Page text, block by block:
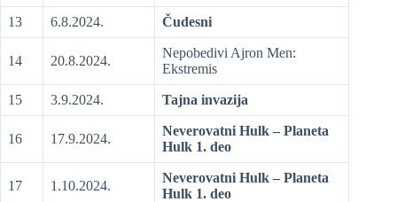
13 6.8.2024. Čudesni
14 20.8.2024.
Nepobedivi Ajron Men:
Ekstremis
15 3.9.2024. Tajna invazija
16 17.9.2024.
Neverovatni Hulk – Planeta
Hulk 1. deo
17 1.10.2024.
Neverovatni Hulk – Planeta
Hulk 1. deo